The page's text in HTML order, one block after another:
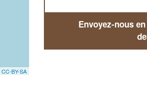
CC-BY-SA
Envoyez-nous